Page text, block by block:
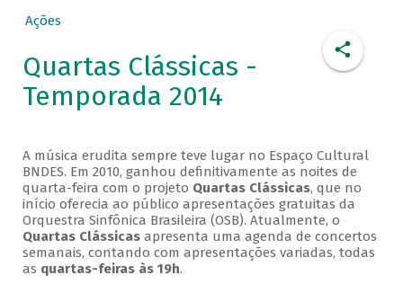
Ações
Quartas Clássicas -
Temporada 2014
A música erudita sempre teve lugar no Espaço Cultural
BNDES. Em 2010, ganhou definitivamente as noites de
quarta-feira com o projeto Quartas Clássicas, que no
início oferecia ao público apresentações gratuitas da
Orquestra Sinfônica Brasileira (OSB). Atualmente, o
Quartas Clássicasapresenta uma agenda de concertos
semanais, contando com apresentações variadas, todas
as quartas-feiras às 19h.